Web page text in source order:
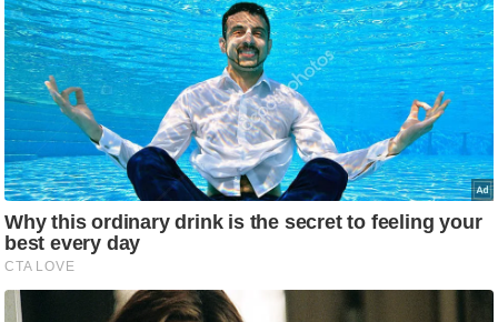
स
मी
क्षा
B
r
e
a
k
i
n